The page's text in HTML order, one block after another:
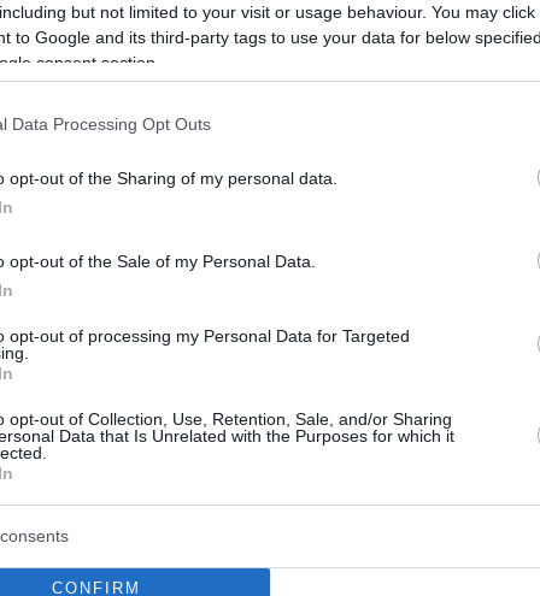
but not limited to your visit or usage behaviour. You may
to Google and its third-party tags to use your data for below
consent section.
Data Processing Opt Outs
opt-out of the Sharing of my personal data.
opt-out of the Sale of my Personal Data.
opt-out of processing my Personal Data for Targeted
opt-out of Collection, Use, Retention, Sale, and/or Sharing
Data that Is Unrelated with the Purposes for which it
CONFIRM
ο Αμερικανός
για τα πολιτικά δικαιώματα
Τζέσε Τζάκσον
από τη νόσο PSP (Προϊούσα Υπερπυρηνική
σπάνια, προοδευτική νευροεκφυλιστική νόσο που
εγκέφαλο
Στο νοσοκομείο με
ο ακτιβιστής υπέρ των
των μαύρων
τον ιό και η σύζυγός του, Τζάκλιν - Προς το
νέα για την πορεία της υγείας του ζευγαριού